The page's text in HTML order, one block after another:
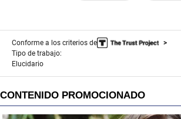
Conforme a los criterios de
Tipo de trabajo:
Elucidario